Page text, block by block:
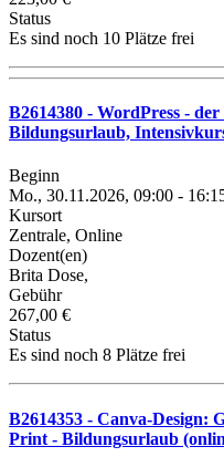
Status
Es sind noch 10 Plätze frei
B2614380 - WordPress -
Bildungsurlaub,
Beginn
Mo., 30.11.2026, 09:00 -
Kursort
Zentrale, Online
Dozent(en)
Brita Dose,
Gebühr
267,00 €
Status
Es sind noch 8 Plätze frei
B2614353 - Canva-Design:
Print - Bildungsurlaub